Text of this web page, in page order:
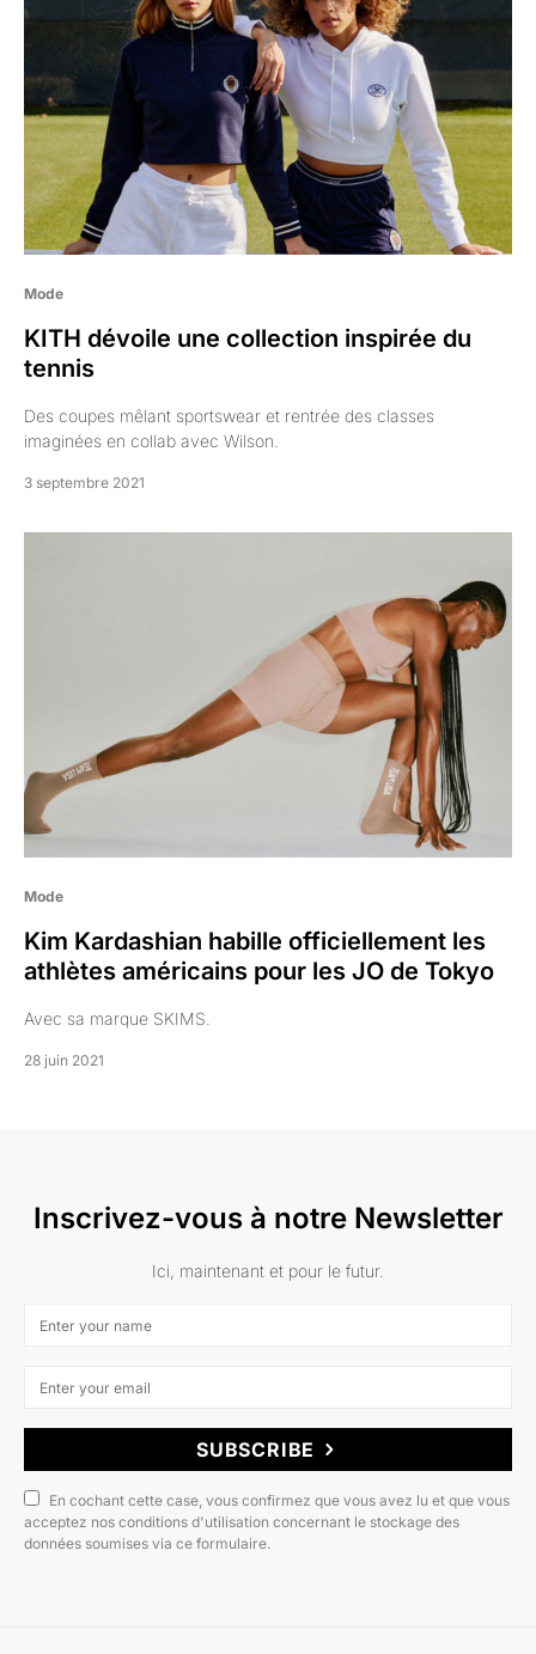
Mode
KITH dévoile une collection inspirée du
tennis
Des coupes mêlant sportswear et rentrée des classes
imaginées en collab avec Wilson.
3 septembre 2021
Mode
Kim Kardashian habille officiellement les
athlètes américains pour les JO de Tokyo
Avec sa marque SKIMS.
28 juin 2021
Inscrivez-vous à notre Newsletter
Ici, maintenant et pour le futur.
SUBSCRIBE
En cochant cette case, vous confirmez que vous avez lu et que vous
acceptez nos conditions d'utilisation concernant le stockage des
données soumises via ce formulaire.